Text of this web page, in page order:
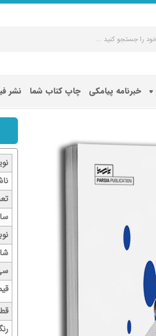
خبرنامه پیامکی چاپ کتاب شما نشر